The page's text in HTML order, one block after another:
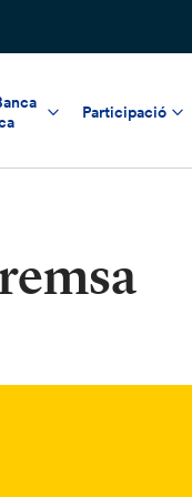
Participació